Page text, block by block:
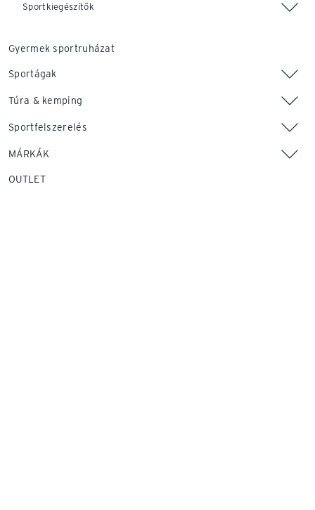
Sportkiegészítők
Gyermek sportruházat
Sportágak
Túra & kemping
Sportfelszerelés
MÁRKÁK
OUTLET